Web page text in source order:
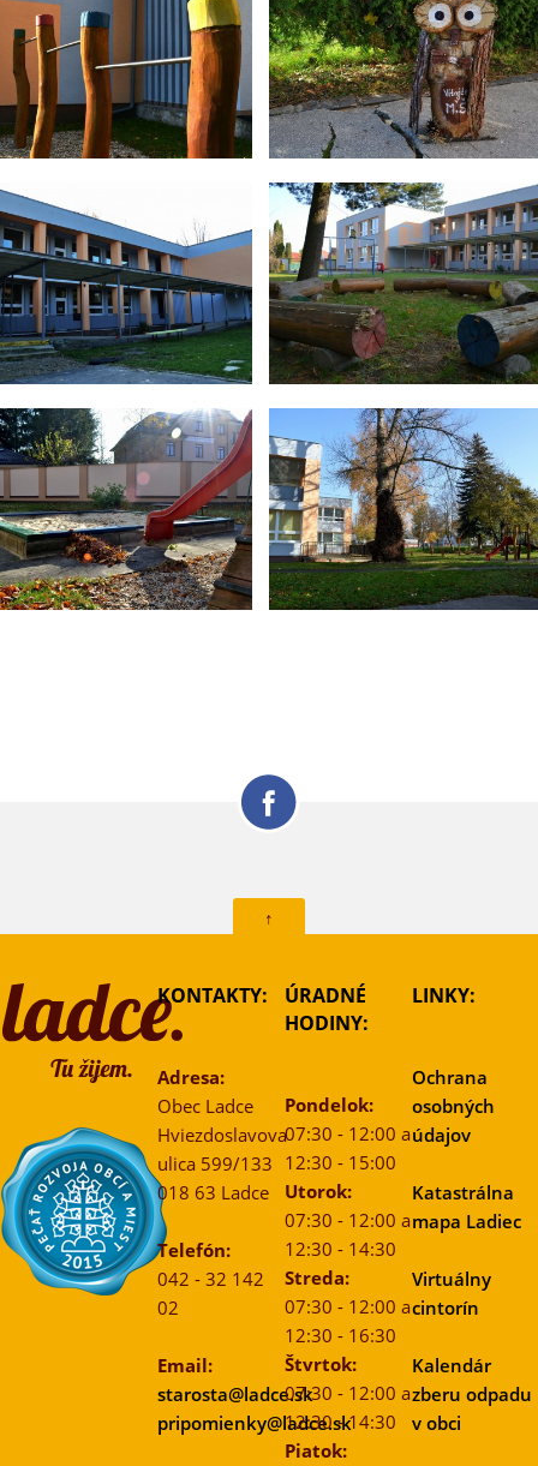
↑
KONTAKTY:
Adresa:
Obec Ladce
Hviezdoslavova
ulica 599/133
018 63 Ladce
Telefón:
042 - 32 142
02
Email:
starosta@ladce.sk
pripomienky@ladce.sk
ÚRADNÉ
HODINY:
Pondelok:
07:30 - 12:00 a
12:30 - 15:00
Utorok:
07:30 - 12:00 a
12:30 - 14:30
Streda:
07:30 - 12:00 a
12:30 - 16:30
Štvrtok:
07:30 - 12:00 a
12:30 - 14:30
Piatok:
LINKY:
Ochrana
osobných
údajov
Katastrálna
mapa Ladiec
Virtuálny
cintorín
Kalendár
zberu odpadu
v obci